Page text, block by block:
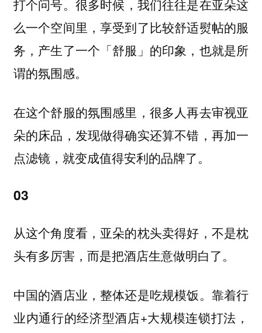
打个问号。 很多时候，我们往往是在亚朵这
么一个空间里，享受到了比较舒适熨帖的服
务，产生了一个「舒服」的印象，也就是所
谓的氛围感。
在这个舒服的氛围感里，很多人再去审视亚
朵的床品，发现做得确实还算不错，再加一
点滤镜，就变成值得安利的品牌了。
03
从这个角度看，亚朵的枕头卖得好，不是枕
头有多厉害，而是把酒店生意做明白了。
中国的酒店业，整体还是吃规模饭。靠着行
业内通行的经济型酒店+大规模连锁打法，